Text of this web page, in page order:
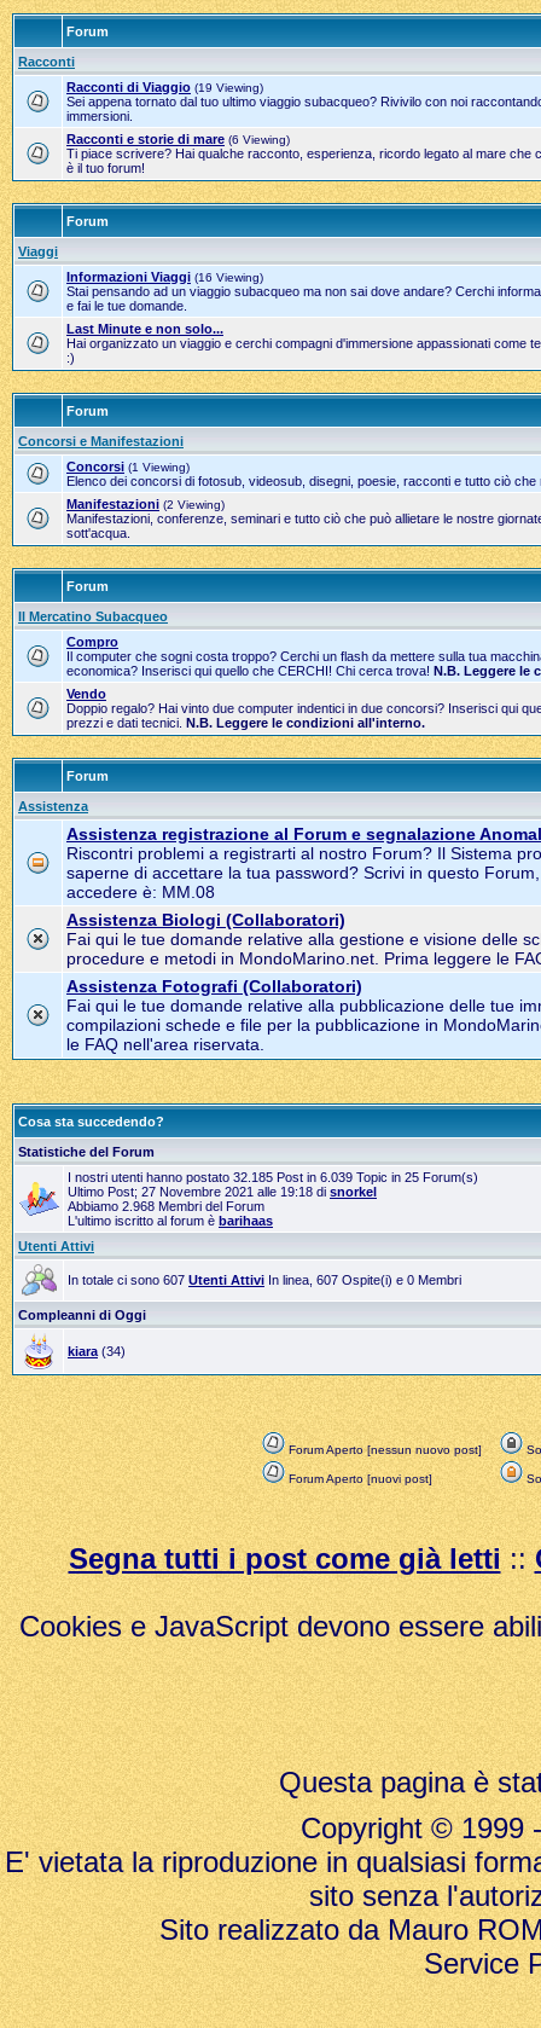
Forum
Racconti
Racconti di Viaggio (19 Viewing)
Sei appena tornato dal tuo ultimo viaggio subacqueo? Rivivilo con noi
immersioni.
Racconti e storie di mare (6 Viewing)
Ti piace scrivere? Hai qualche racconto, esperienza, ricordo legato al mare che
è il tuo forum!
Forum
Viaggi
Informazioni Viaggi (16 Viewing)
Stai pensando ad un viaggio subacqueo ma non sai dove andare? Cerchi
e fai le tue domande.
Last Minute e non solo...
Hai organizzato un viaggio e cerchi compagni d'immersione appassionati come
:)
Forum
Concorsi e Manifestazioni
Concorsi (1 Viewing)
Elenco dei concorsi di fotosub, videosub, disegni, poesie, racconti e tutto ciò che
Manifestazioni (2 Viewing)
Manifestazioni, conferenze, seminari e tutto ciò che può allietare le nostre
sott'acqua.
Forum
Il Mercatino Subacqueo
Compro
Il computer che sogni costa troppo? Cerchi un flash da mettere sulla tua
economica? Inserisci qui quello che CERCHI! Chi cerca trova! N.B. Leggere le
Vendo
Doppio regalo? Hai vinto due computer indentici in due concorsi? Inserisci qui
prezzi e dati tecnici. N.B. Leggere le condizioni all'interno.
Forum
Assistenza
Assistenza registrazione al Forum e segnalazione
Riscontri problemi a registrarti al nostro Forum? Il Sistema
saperne di accettare la tua password? Scrivi in questo
accedere è: MM.08
Assistenza Biologi (Collaboratori)
Fai qui le tue domande relative alla gestione e visione delle
procedure e metodi in MondoMarino.net. Prima leggere le
Assistenza Fotografi (Collaboratori)
Fai qui le tue domande relative alla pubblicazione delle tue
compilazioni schede e file per la pubblicazione in
le FAQ nell'area riservata.
Cosa sta succedendo?
Statistiche del Forum
I nostri utenti hanno postato 32.185 Post in 6.039 Topic in 25 Forum(s)
Ultimo Post; 27 Novembre 2021 alle 19:18 di snorkel
Abbiamo 2.968 Membri del Forum
L'ultimo iscritto al forum è barihaas
Utenti Attivi
In totale ci sono 607 Utenti Attivi In linea, 607 Ospite(i) e 0 Membri
Compleanni di Oggi
kiara (34)
Forum Aperto [nessun nuovo post]
Forum Aperto [nuovi post]
Segna tutti i post come già letti::
Cookies e JavaScript devono essere
Questa pagina è
Copyright © 1999
E' vietata la riproduzione in qualsiasi
sito senza
Sito realizzato da Mauro
Service